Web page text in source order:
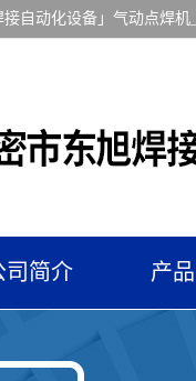
自动化设备」气动点焊
司简介 产